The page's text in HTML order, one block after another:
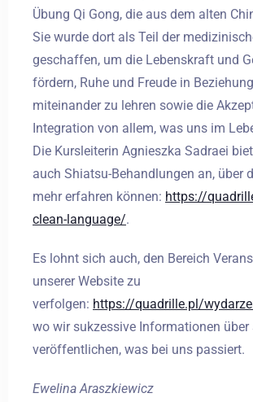
Übung Qi Gong, die aus dem alten
Sie wurde dort als Teil der
geschaffen, um die Lebenskraft und
fördern, Ruhe und Freude in
miteinander zu lehren sowie die
Integration von allem, was uns im
Die Kursleiterin Agnieszka Sadraei
auch Shiatsu-Behandlungen an, über
mehr erfahren können: https://
clean-language/.
Es lohnt sich auch, den Bereich
unserer Website zu
verfolgen: https://quadrille.pl/
wo wir sukzessive Informationen über
veröffentlichen, was bei uns passiert.
Ewelina Araszkiewicz